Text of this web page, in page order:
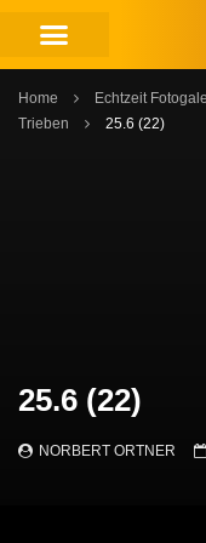
Home Echtzeit
Trieben
25.6 (22)
25.6 (22)
NORBERT ORTNER